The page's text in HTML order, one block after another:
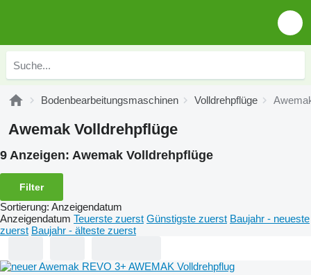
Bodenbearbeitungsmaschinen Volldrehpflüge
Awemak Volldrehpflüge
9 Anzeigen: Awemak Volldrehpflüge
Filter
Sortierung: Anzeigendatum
Anzeigendatum Teuerste zuerst Günstigste zuerst Baujahr - neueste
zuerst Baujahr - älteste zuerst